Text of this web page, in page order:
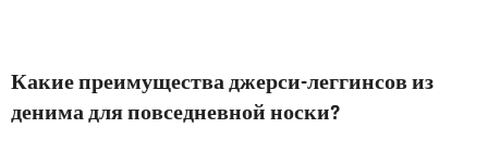
Какие преимущества джерси-леггинсов из
денима для повседневной носки?